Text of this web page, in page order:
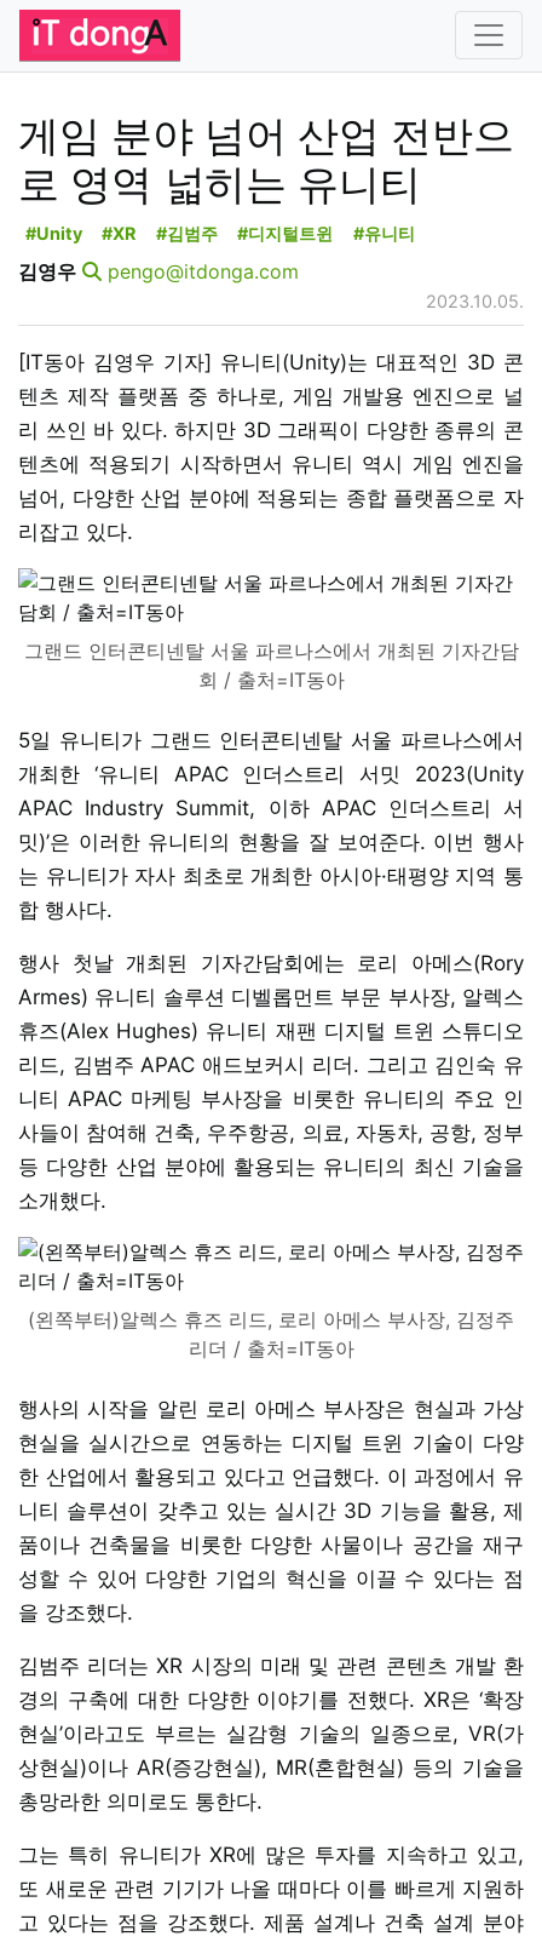
게임 분야 넘어 산업 전반으
로 영역 넓히는 유니티
#Unity #XR #김범주 #디지털트윈 #유니티
김영우 pengo@itdonga.com
2023.10.05.
[IT동아 김영우 기자] 유니티(Unity)는 대표적인 3D 콘
텐츠 제작 플랫폼 중 하나로, 게임 개발용 엔진으로 널
리 쓰인 바 있다. 하지만 3D 그래픽이 다양한 종류의 콘
텐츠에 적용되기 시작하면서 유니티 역시 게임 엔진을
넘어, 다양한 산업 분야에 적용되는 종합 플랫폼으로 자
리잡고 있다.
그랜드 인터콘티넨탈 서울 파르나스에서 개최된 기자간담
회 / 출처=IT동아
5일 유니티가 그랜드 인터콘티넨탈 서울 파르나스에서
개최한 ‘유니티 APAC 인더스트리 서밋 2023(Unity
APAC Industry Summit, 이하 APAC 인더스트리 서
밋)’은 이러한 유니티의 현황을 잘 보여준다. 이번 행사
는 유니티가 자사 최초로 개최한 아시아·태평양 지역 통
합 행사다.
행사 첫날 개최된 기자간담회에는 로리 아메스(Rory
Armes) 유니티 솔루션 디벨롭먼트 부문 부사장, 알렉스
휴즈(Alex Hughes) 유니티 재팬 디지털 트윈 스튜디오
리드, 김범주 APAC 애드보커시 리더. 그리고 김인숙 유
니티 APAC 마케팅 부사장을 비롯한 유니티의 주요 인
사들이 참여해 건축, 우주항공, 의료, 자동차, 공항, 정부
등 다양한 산업 분야에 활용되는 유니티의 최신 기술을
소개했다.
(왼쪽부터)알렉스 휴즈 리드, 로리 아메스 부사장, 김정주
리더 / 출처=IT동아
행사의 시작을 알린 로리 아메스 부사장은 현실과 가상
현실을 실시간으로 연동하는 디지털 트윈 기술이 다양
한 산업에서 활용되고 있다고 언급했다. 이 과정에서 유
니티 솔루션이 갖추고 있는 실시간 3D 기능을 활용, 제
품이나 건축물을 비롯한 다양한 사물이나 공간을 재구
성할 수 있어 다양한 기업의 혁신을 이끌 수 있다는 점
을 강조했다.
김범주 리더는 XR 시장의 미래 및 관련 콘텐츠 개발 환
경의 구축에 대한 다양한 이야기를 전했다. XR은 ‘확장
현실’이라고도 부르는 실감형 기술의 일종으로, VR(가
상현실)이나 AR(증강현실), MR(혼합현실) 등의 기술을
총망라한 의미로도 통한다.
그는 특히 유니티가 XR에 많은 투자를 지속하고 있고,
또 새로운 관련 기기가 나올 때마다 이를 빠르게 지원하
고 있다는 점을 강조했다. 제품 설계나 건축 설계 분야